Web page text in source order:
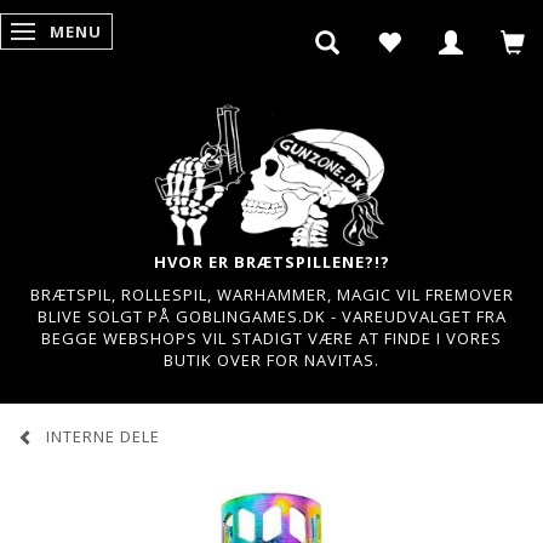
SKIFTE NAVIGATION
MENU
HVOR ER BRÆTSPILLENE?!?
BRÆTSPIL, ROLLESPIL, WARHAMMER, MAGIC VIL FREMOVER
BLIVE SOLGT PÅ GOBLINGAMES.DK - VAREUDVALGET FRA
BEGGE WEBSHOPS VIL STADIGT VÆRE AT FINDE I VORES
BUTIK OVER FOR NAVITAS.
INTERNE DELE